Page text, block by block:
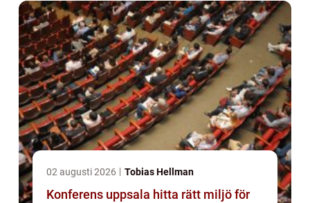
02 augusti 2026 Tobias Hellman
Konferens uppsala hitta rätt miljö för